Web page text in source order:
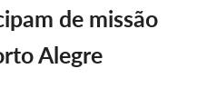
de missão
Alegre